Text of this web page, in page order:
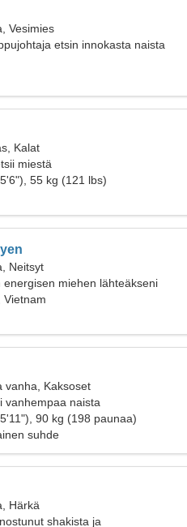
Vesimies
etsin innokasta naista
Kalat
miestä
55 kg (121 lbs)
Neitsyt
energisen miehen lähteäkseni
yhdessä
Vietnam
vanha, Kaksoset
vanhempaa naista
90 kg (198 paunaa)
suhde
Härkä
shakista ja